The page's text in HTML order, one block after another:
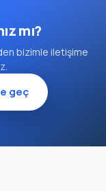
mı?
bizimle iletişime
geç